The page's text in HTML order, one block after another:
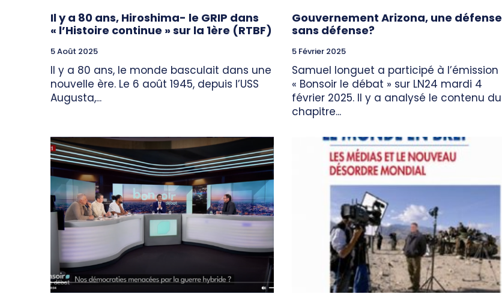
Il y a 80 ans, Hiroshima- le GRIP dans
« l’Histoire continue » sur la 1ère (RTBF)
5 Août 2025
Il y a 80 ans, le monde basculait dans une
nouvelle ère. Le 6 août 1945, depuis l’USS
Augusta,...
Gouvernement Arizona, une défense
sans défense?
5 Février 2025
Samuel longuet a participé à l’émission
« Bonsoir le débat » sur LN24 mardi 4
février 2025. Il y a analysé le contenu du
chapitre...